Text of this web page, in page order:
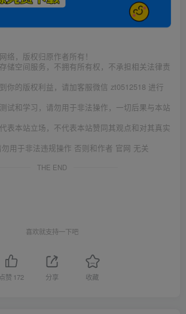
络，版权归原作者所有！
储空间服务，不拥有所有权，不承担相关法律责
你的版权利益，请加客服微信 zt0512518 进行
试和学习，请勿用于非法操作，一切后果与本站
表本站立场，不代表本站赞同其观点和对其真实
用于非法违规操作 否则和作者 官网 无关
THE END
喜欢就支持一下吧
点赞 172 分享 收藏